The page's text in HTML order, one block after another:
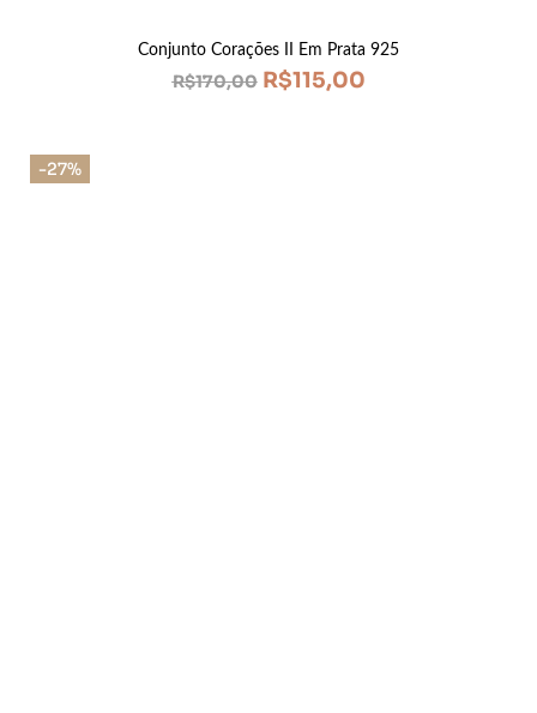
Conjunto Corações II Em Prata 925
R$170,00 R$115,00
-27%